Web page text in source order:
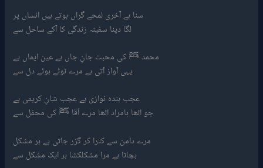
سنا ہے آخری لمحے گراں ہوتے ہیں انساں پر
لگا دینا سفینہ زندگی کا آکے ساحل سے
محمد ﷺ کی محبت جانِ جاں ہے عین ایماں ہے
یہی آواز آتی ہے مرے ٹوٹے ہوئے دل سے
عجب بندہ نوازی ہے عجب شانِ کریمی ہے
جو اٹھا بامراد اٹھا مرے آقا ﷺ کی محفل سے
مرے دامن سے کترا کر گزر جاتی ہے ہر مشکل
بچاتا ہے مرا مشکلکشا ہر ایک مشکل سے